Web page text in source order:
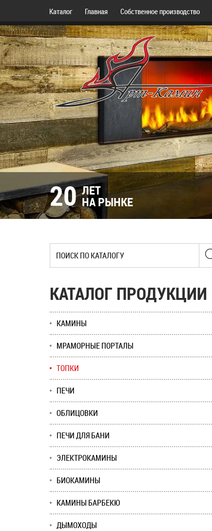
Каталог Главная Собственное производство
20 ЛЕТ
НА РЫНКЕ
КАТАЛОГ ПРОДУКЦИИ
КАМИНЫ
МРАМОРНЫЕ ПОРТАЛЫ
ТОПКИ
ПЕЧИ
ОБЛИЦОВКИ
ПЕЧИ ДЛЯ БАНИ
ЭЛЕКТРОКАМИНЫ
БИОКАМИНЫ
КАМИНЫ БАРБЕКЮ
ДЫМОХОДЫ